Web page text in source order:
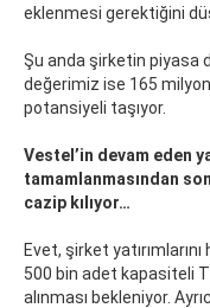
eklenmesi gerektiğini
Şu anda şirketin piyasa
değerimiz ise 165
potansiyeli taşıyor.
Vestel’in devam eden
tamamlanmasından
cazip kılıyor…
Evet, şirket
500 bin adet kapasiteli
alınması bekleniyor.